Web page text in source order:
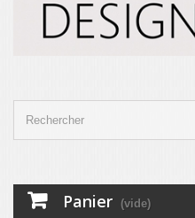
Panier (vide)